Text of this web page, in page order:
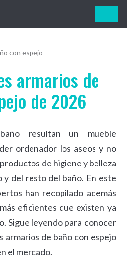
con espejo
armarios de
de 2026
resultan un mueble
ordenador los aseos y no
de higiene y belleza
y del resto del baño. En este
han recopilado además
eficientes que existen ya
Sigue leyendo para conocer
armarios de baño con espejo
el mercado.